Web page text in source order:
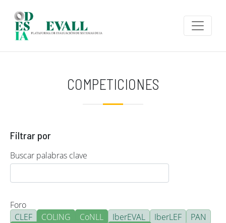
COMPETICIONES
Filtrar por
Buscar palabras clave
Foro
CLEF
COLING CoNLL IberEVAL IberLEF
PAN